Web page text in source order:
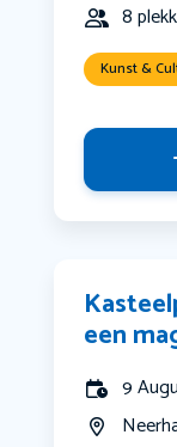
8
Kunst &
een
9